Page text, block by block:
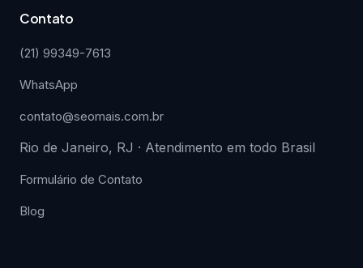
Contato
(21) 99349-7613
WhatsApp
contato@seomais.com.br
Rio de Janeiro, RJ · Atendimento em todo Brasil
Formulário de Contato
Blog